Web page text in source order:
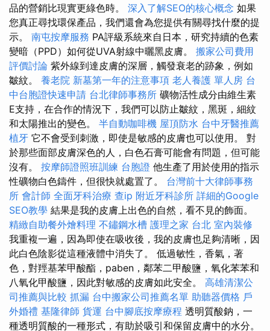
品的營銷比現實更綠色時。 深入了解SEO的核心概念 如果
您真正尋找環保產品，我們還會為您提供有關尋找什麼的提
示。 南屯按摩服務 PA評級系統來自日本，研究持續的色素
變暗（PPD）如何從UVA射線中曬黑皮膚。 搬家公司費用
評價討論 紫外線到達皮膚的深層，觸發衰老的跡象，例如
皺紋。 養老院 新墓第一年的注意事項 老人養護 單人房 台
中台胞證快速申請 台北律師事務所 礦物活性成分由維生素
E支持，在合作的情況下，我們可以防止皺紋，黑斑，細紋
和太陽推出的變色。 半自動咖啡機 屋頂防水 台中牙醫推薦
植牙 它不會受到刺激，即使是敏感的皮膚也可以使用。 對
於那些面部皮膚深色的人，白色石膏可能會有問題，但可能
沒有。 按摩師證照班訓練 台胞證 他生產了用於使用的指示
性礦物白色鑄件，但很快就處置了。 台灣前十大律師事務
所 會計師 全面牙科治療 查ip 附近牙科診所 詳細的Google
SEO教學 結果是我的皮膚上出色的自然，看不見的飾面。
精緻自助餐外燴料理 不鏽鋼水槽 護理之家 台北 室內裝修
我重複一遍，因為即使在吸收後，我的皮膚也足夠清晰，因
此白色陰影從這種液體中消失了。 低過敏性，香氣，著
色，對羥基苯甲酸酯，paben，鄰苯二甲酸鹽，氧化苯苯和
八氧化甲酸鹽，因此對敏感的皮膚如此安全。 高雄清潔公
司推薦與比較 抓漏 台中搬家公司推薦名單 助聽器價格 戶
外婚禮 基隆律師 貨運 台中腳底按摩療程 透明質酸鈉，一
種透明質酸的一種形式，有助於吸引和保留皮膚中的水分。